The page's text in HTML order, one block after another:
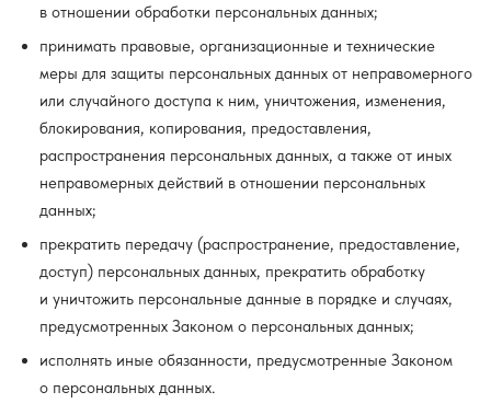
в отношении обработки персональных данных;
принимать правовые, организационные и технические
меры для защиты персональных данных от неправомерного
или случайного доступа к ним, уничтожения, изменения,
блокирования, копирования, предоставления,
распространения персональных данных, а также от иных
неправомерных действий в отношении персональных
данных;
прекратить передачу (распространение, предоставление,
доступ) персональных данных, прекратить обработку
и уничтожить персональные данные в порядке и случаях,
предусмотренных Законом о персональных данных;
исполнять иные обязанности, предусмотренные Законом
о персональных данных.